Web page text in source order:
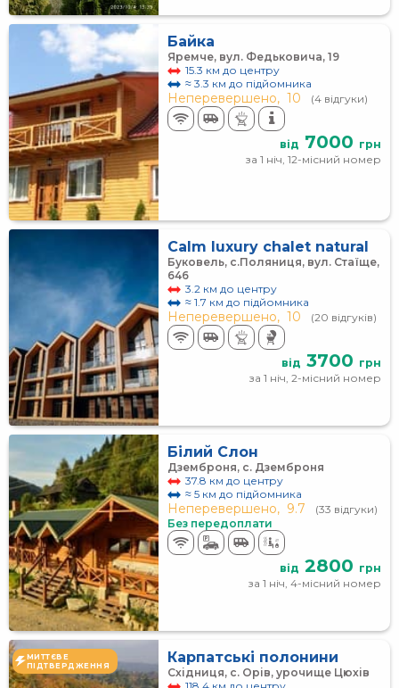
Байка
Яремче, вул. Федьковича, 19
15.3 км до центру
≈ 3.3 км до підйомника
Неперевершено, 10 (4 відгуки)
від 7000 грн
за 1 ніч, 12-місний номер
Calm luxury chalet natural
Буковель, с.Поляниця, вул. Стаїще,
646
3.2 км до центру
≈ 1.7 км до підйомника
Неперевершено, 10 (20 відгуків)
від 3700 грн
за 1 ніч, 2-місний номер
Білий Слон
Дземброня, с. Дземброня
37.8 км до центру
≈ 5 км до підйомника
Неперевершено, 9.7
(33 відгуки)
Без передоплати
від 2800 грн
за 1 ніч, 4-місний номер
МИТТЄВЕ
ПІДТВЕРДЖЕННЯ
Карпатські полонини
Східниця, с. Орів, урочище Цюхів